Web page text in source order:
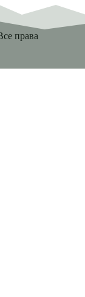
права